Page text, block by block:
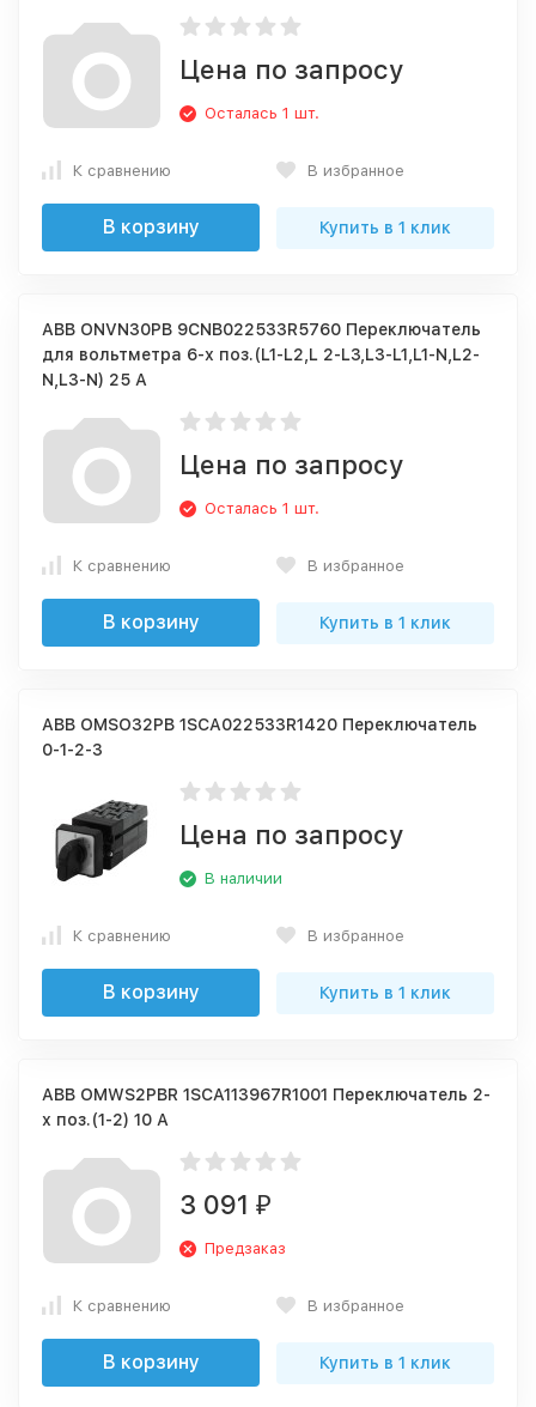
Цена по запросу
Осталась 1 шт.
К сравнению В избранное
В корзину Купить в 1 клик
ABB ONVN30PB 9CNB022533R5760 Переключатель
для вольтметра 6-х поз.(L1-L2,L 2-L3,L3-L1,L1-N,L2-
N,L3-N) 25 А
Цена по запросу
Осталась 1 шт.
К сравнению В избранное
В корзину Купить в 1 клик
ABB OMSO32PB 1SCA022533R1420 Переключатель
0-1-2-3
Цена по запросу
В наличии
К сравнению В избранное
В корзину Купить в 1 клик
ABB OMWS2PBR 1SCA113967R1001 Переключатель 2-
х поз.(1-2) 10 А
3 091 ₽
Предзаказ
К сравнению В избранное
В корзину Купить в 1 клик